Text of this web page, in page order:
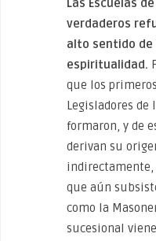
Las Escuelas
verdaderos
alto sentido de
espiritualidad.
que los
Legisladores de
formaron, y de
derivan su
indirectamente,
que aún
como la
sucesional